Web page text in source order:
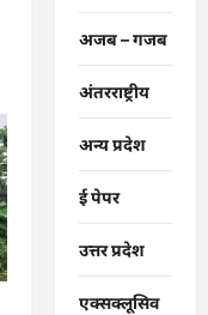
अजब – गजब
अंतरराष्ट्रीय
अन्य प्रदेश
ई पेपर
उत्तर प्रदेश
एक्सक्लूसिव